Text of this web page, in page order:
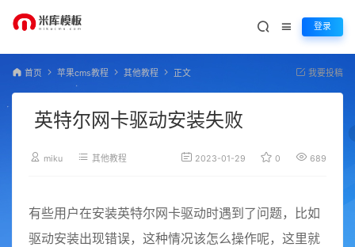
登录
首页 苹果cms教程 其他教程 正文 我要投稿
英特尔网卡驱动安装失败
miku 其他教程 2023-01-29 0 689
有些用户在安装英特尔网卡驱动时遇到了问题，比如
驱动安装出现错误，这种情况该怎么操作呢，这里就